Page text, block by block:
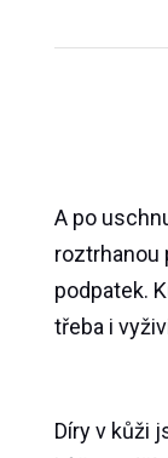
A po
roztrhanou
podpatek.
třeba i
Díry v kůži